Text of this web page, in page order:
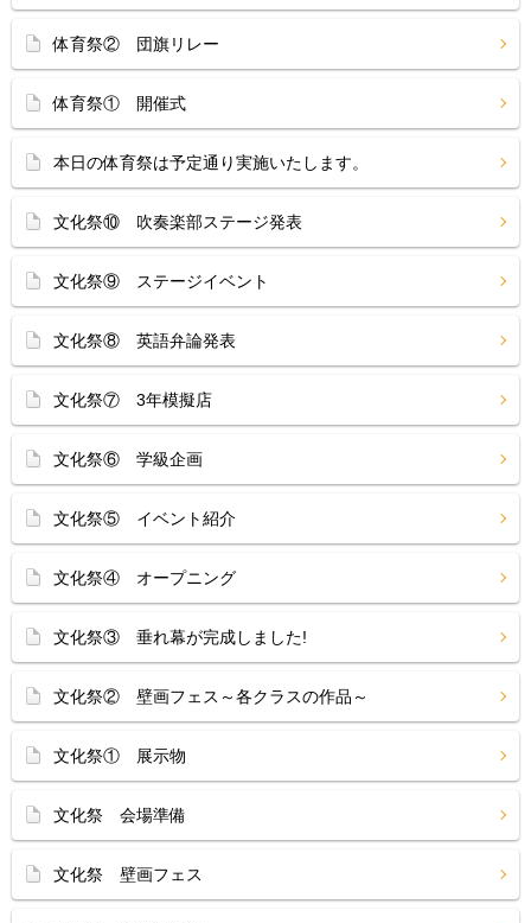
体育祭② 団旗リレー
体育祭① 開催式
本日の体育祭は予定通り実施いたします。
文化祭⑩ 吹奏楽部ステージ発表
文化祭⑨ ステージイベント
文化祭⑧ 英語弁論発表
文化祭⑦ 3年模擬店
文化祭⑥ 学級企画
文化祭⑤ イベント紹介
文化祭④ オープニング
文化祭③ 垂れ幕が完成しました!
文化祭② 壁画フェス～各クラスの作品～
文化祭① 展示物
文化祭 会場準備
文化祭 壁画フェス